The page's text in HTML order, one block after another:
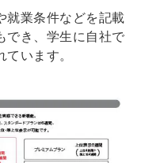
就業条件などを記載
でき、学生に自社で
います。